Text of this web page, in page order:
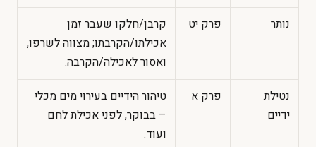
נותר פרק יט
קרבן/חלקו שעבר זמן
אכילתו/הקרבתו; מצווה לשרפו,
ואסור לאכילה/הקרבה.
נטילת
ידיים
פרק א
טיהור הידיים בעירוי מים מכלי
– בבוקר, לפני אכילת לחם
ועוד.